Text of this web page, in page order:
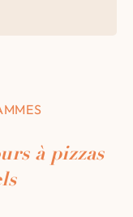
à pizzas